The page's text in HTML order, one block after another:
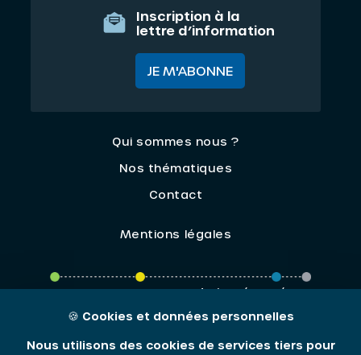
Inscription à la
lettre d’information
JE M'ABONNE
Qui sommes nous ?
Nos thématiques
Contact
Mentions légales
ORIV - 2026 / Tous droits réservés
🍪 Cookies et données personnelles
Nous utilisons des cookies de services tiers pour